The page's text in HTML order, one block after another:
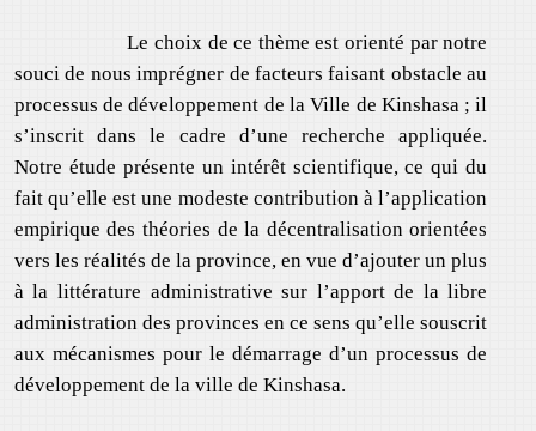
Le choix de ce thème est orienté par notre
souci de nous imprégner de facteurs faisant obstacle au
processus de développement de la Ville de Kinshasa ; il
s’inscrit dans le cadre d’une recherche appliquée.
Notre étude présente un intérêt scientifique, ce qui du
fait qu’elle est une modeste contribution à l’application
empirique des théories de la décentralisation orientées
vers les réalités de la province, en vue d’ajouter un plus
à la littérature administrative sur l’apport de la libre
administration des provinces en ce sens qu’elle souscrit
aux mécanismes pour le démarrage d’un processus de
développement de la ville de Kinshasa.